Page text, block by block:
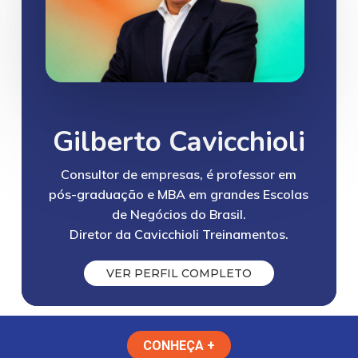
Gilberto Cavicchioli
Consultor de empresas, é professor em
pós-graduação e MBA em grandes Escolas
de Negócios do Brasil.
Diretor da Cavicchioli Treinamentos.
VER PERFIL COMPLETO
CONHEÇA +